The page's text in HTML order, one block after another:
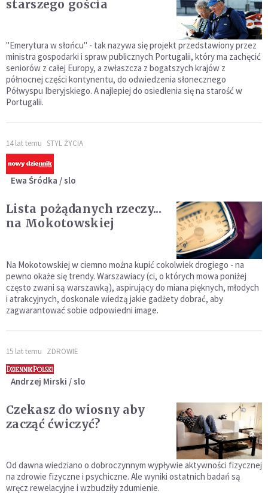
starszego gościa
"Emerytura w słońcu" - tak nazywa się projekt przedstawiony przez
ministra gospodarki i spraw publicznych Portugalii, który ma zachęcić
seniorów z całej Europy, a zwłaszcza z bogatszych krajów z
północnej części kontynentu, do odwiedzenia słonecznego
Półwyspu Iberyjskiego. A najlepiej do osiedlenia się na starość w
Portugalii.
14 lat temu STYL ŻYCIA
Ewa Śródka / slo
Lista pożądanych rzeczy...
na Mokotowskiej
Na Mokotowskiej w ciemno można kupić cokolwiek drogiego - na
pewno okaże się trendy. Warszawiacy (ci, o których mowa poniżej
często zwani są warszawką), aspirujący do miana pięknych, młodych
i atrakcyjnych, doskonale wiedzą jakie gadżety dobrać, aby
zagwarantować sobie odpowiedni image.
15 lat temu ZDROWIE
Andrzej Mirski / slo
Czekasz do wiosny aby
zacząć ćwiczyć?
Od dawna wiedziano o dobroczynnym wypływie aktywności fizycznej
na zdrowie fizyczne i psychiczne. Ale wyniki ostatnich badań są
wręcz rewelacyjne i wzbudziły zdumienie.